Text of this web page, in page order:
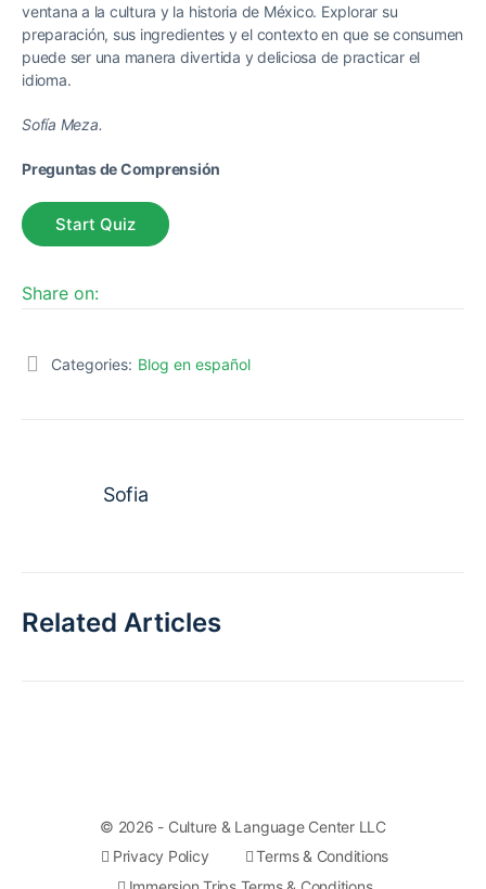
ventana a la cultura y la historia de México. Explorar su
preparación, sus ingredientes y el contexto en que se consumen
puede ser una manera divertida y deliciosa de practicar el
idioma.
Sofía Meza.
Preguntas de Comprensión
Share on:
Categories: Blog en español
Sofia
Related Articles
© 2026 - Culture & Language Center LLC
Privacy Policy
Terms & Conditions